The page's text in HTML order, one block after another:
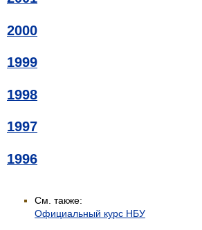
2000
1999
1998
1997
1996
См. также:
Официальный курс НБУ